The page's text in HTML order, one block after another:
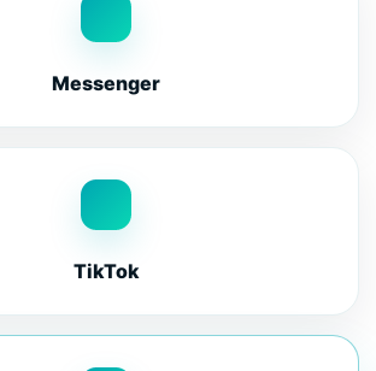
Messenger
TikTok